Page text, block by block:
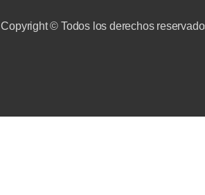
© Todos los derechos